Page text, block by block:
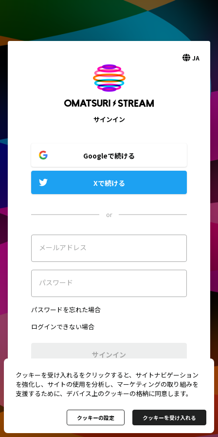
JA
サインイン
Googleで続ける
Xで続ける
or
メールアドレス
パスワード
パスワードを忘れた場合
ログインできない場合
サインイン
初めてご利用ですか？新規登録
クッキーを受け入れるをクリックすると、サイトナビゲーション
を強化し、サイトの使用を分析し、マーケティングの取り組みを
支援するために、デバイス上のクッキーの格納に同意します。
クッキーの設定 クッキーを受け入れる